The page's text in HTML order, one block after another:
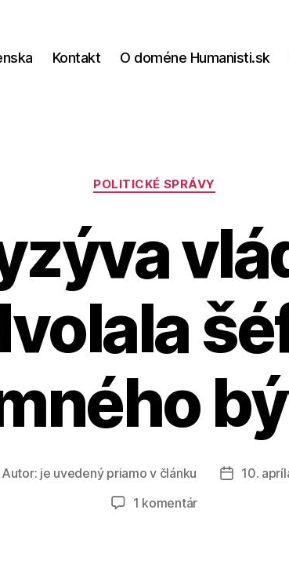
Kontakt O doméne Humanisti.sk
Kategórie
POLITICKÉ SPRÁVY
Autor: je uvedený priamo v článku
Dátum
10.
1 komentárna